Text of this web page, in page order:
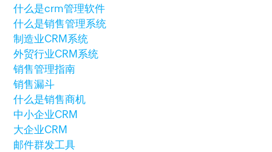
什么是crm管理软件
什么是销售管理系统
制造业CRM系统
外贸行业CRM系统
销售管理指南
销售漏斗
什么是销售商机
中小企业CRM
大企业CRM
邮件群发工具